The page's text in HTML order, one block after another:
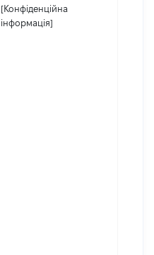
[Конфіденційна
інформація]